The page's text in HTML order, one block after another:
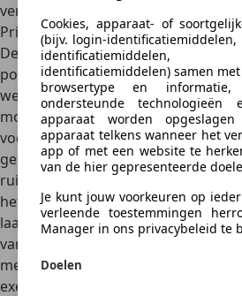
verdween het model in 2012 uit het
Prijzen
De Toyota Hiace was jarenlang
populaire bedrijfswagen.
wel op leeftijd geraakt. Daarnaast
modelgeneraties nog wel eens last
vochtige klimaat, waardoor veel
gesloopt of geëxporteerd. Toch is
ruim aanbod
Toyota Hiace occasions
het vrijwel uitsluitend om de vierde
laatste model dat nog in Europa
variëren van zo’n
met veel kilometers tot
exemplaar met relatief weinig
Cookies, apparaat- of
(bijv. login-
identificatiemiddelen,
identificatiemiddelen) samen
browsertype en informatie,
ondersteunde
apparaat worden
apparaat telkens wanneer het
app of met een website te
van de hier gepresenteerde
Je kunt jouw voorkeuren op
verleende toestemmingen
Manager in ons privacybeleid te
Doelen